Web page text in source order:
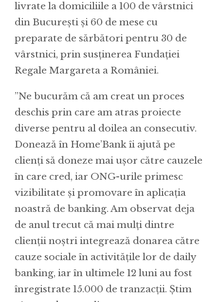
livrate la domiciliile a 100 de vârstnici
din București și 60 de mese cu
preparate de sărbători pentru 30 de
vârstnici, prin susținerea Fundației
Regale Margareta a României.
”Ne bucurăm că am creat un proces
deschis prin care am atras proiecte
diverse pentru al doilea an consecutiv.
Donează în Home’Bank îi ajută pe
clienți să doneze mai ușor către cauzele
în care cred, iar ONG-urile primesc
vizibilitate și promovare în aplicația
noastră de banking. Am observat deja
de anul trecut că mai mulți dintre
clienții noștri integrează donarea către
cauze sociale în activitățile lor de daily
banking, iar în ultimele 12 luni au fost
înregistrate 15.000 de tranzacții. Știm